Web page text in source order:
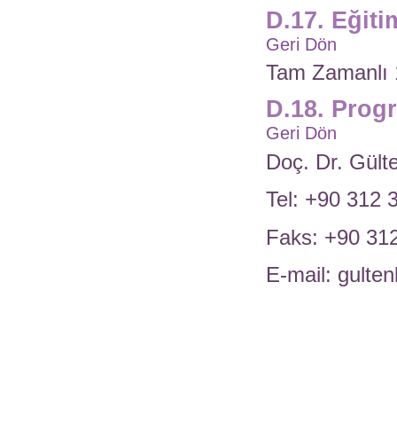
D.17.
Geri Dön
Tam
D.18.
Geri Dön
Doç. Dr.
Tel: +90 312
Faks: +90
E-mail: